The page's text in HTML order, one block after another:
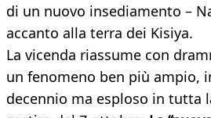
di un nuovo insediamento –
accanto alla terra dei Kisiya.
La vicenda riassume con
un fenomeno ben più ampio,
decennio ma esploso in tutta